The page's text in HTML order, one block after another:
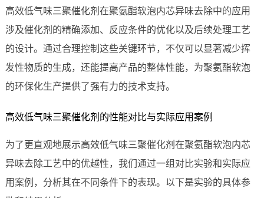
高效低气味三聚催化剂在聚氨酯软泡内芯异味去除中的应用
涉及催化剂的精确添加、反应条件的优化以及后续处理工艺
的设计。通过合理控制这些关键环节，不仅可以显著减少挥
发性物质的生成，还能提高产品的整体性能，为聚氨酯软泡
的环保化生产提供了强有力的技术支持。
高效低气味三聚催化剂的性能对比与实际应用案例
为了更直观地展示高效低气味三聚催化剂在聚氨酯软泡内芯
异味去除工艺中的优越性，我们通过一组对比实验和实际应
用案例，分析其在不同条件下的表现。以下是实验的具体参